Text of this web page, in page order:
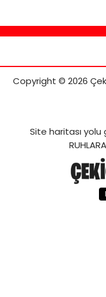
Copyright © 2026
Site haritasıyolu
I